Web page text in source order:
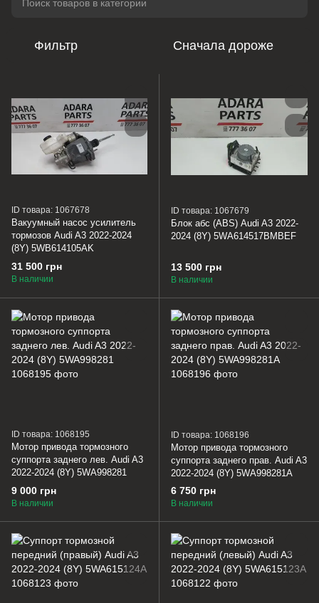
Фильтр Сначала дороже
ID товара: 1067678
Вакуумный насос усилитель
тормозов Audi A3 2022-2024
(8Y) 5WB614105AK
31 500 грн
В наличии
ID товара: 1067679
Блок абс (ABS) Audi A3 2022-
2024 (8Y) 5WA614517BMBEF
13 500 грн
В наличии
ID товара: 1068195
Мотор привода тормозного
суппорта заднего лев. Audi A3
2022-2024 (8Y) 5WA998281
9 000 грн
В наличии
ID товара: 1068196
Мотор привода тормозного
суппорта заднего прав. Audi A3
2022-2024 (8Y) 5WA998281A
6 750 грн
В наличии